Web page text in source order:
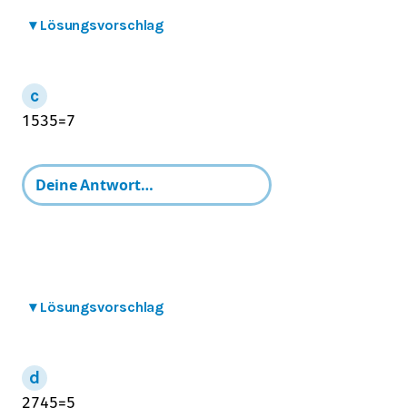
▾ Lösungsvorschlag
1535=7
▾ Lösungsvorschlag
2745=5